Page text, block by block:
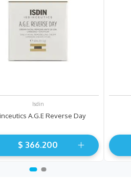
Isdin
A.g.e Reverse Day
$ 366.200